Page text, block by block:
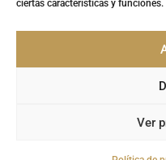
ciertas características y funciones.
Ver
gracias
innovadoras. 2020-2021.
Programa InnoCámaras de
Fondo Europeo de Desarrollo